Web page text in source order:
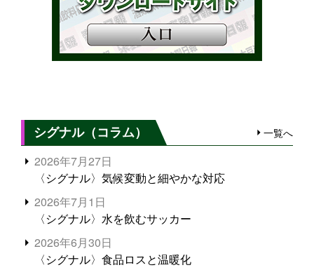
シグナル（コラム） 一覧へ
2026年7月27日
〈シグナル〉気候変動と細やかな対応
2026年7月1日
〈シグナル〉水を飲むサッカー
2026年6月30日
〈シグナル〉食品ロスと温暖化